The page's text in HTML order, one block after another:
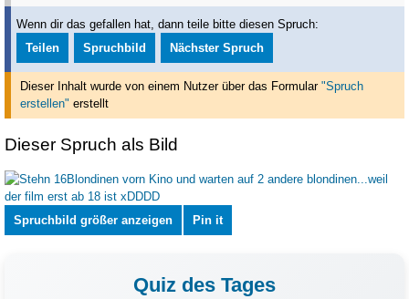
Wenn dir das gefallen hat, dann teile bitte diesen Spruch:
Teilen
Spruchbild Nächster Spruch
Dieser Inhalt wurde von einem Nutzer über das Formular "Spruch
erstellen" erstellt
Dieser Spruch als Bild
Spruchbild größer anzeigen Pin it
Quiz des Tages